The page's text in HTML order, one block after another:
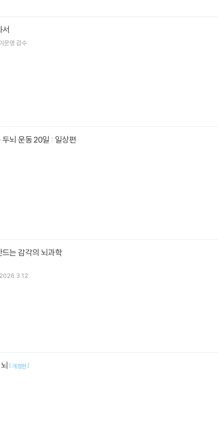
서
문영 감수
뇌 운동 20일 : 일상편
는 감각의 뇌과학
2026.3.12.
[개정판]